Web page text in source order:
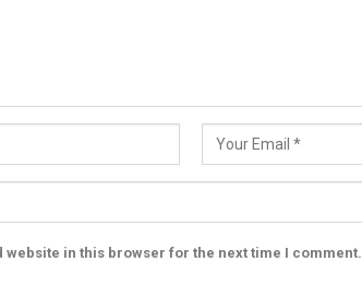
website in this browser for the next time I comment.